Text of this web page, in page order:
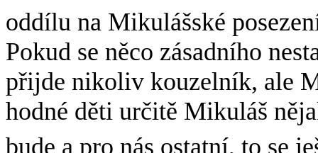
oddílu na Mikulášské
Pokud se něco zásadního
přijde nikoliv kouzelník, ale
hodné děti určitě Mikuláš
bude a pro nás ostatní, to se